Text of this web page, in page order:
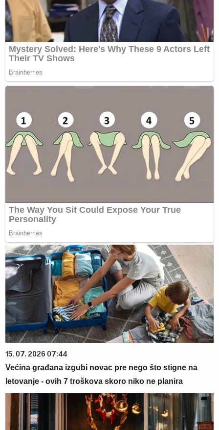
15. 07. 2026 07:44
Većina građana izgubi novac pre nego što stigne na
letovanje - ovih 7 troškova skoro niko ne planira